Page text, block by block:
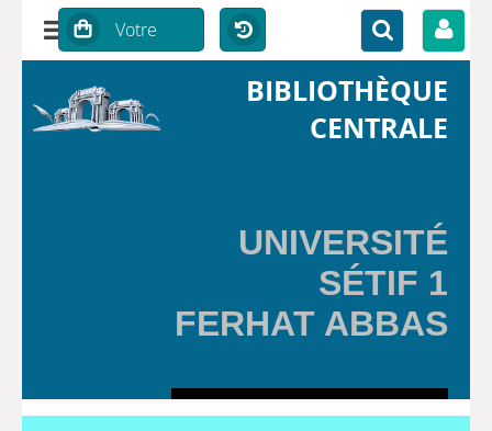
BIBLIOTHÈQUE
CENTRALE
UNIVERSITÉ
SÉTIF 1
FERHAT ABBAS